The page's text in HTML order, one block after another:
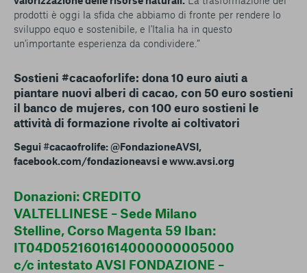
prodotti è oggi la sfida che abbiamo di fronte per rendere lo
sviluppo equo e sostenibile, e l'Italia ha in questo
un'importante esperienza da condividere.”
Sostieni #cacaoforlife: dona 10 euro aiuti a
piantare nuovi alberi di cacao, con 50 euro sostieni
il banco de mujeres, con 100 euro sostieni le
attività di formazione rivolte ai coltivatori
Segui #cacaofrolife: @FondazioneAVSI,
facebook.com/fondazioneavsi e www.avsi.org
Donazioni: CREDITO
VALTELLINESE – Sede Milano
Stelline, Corso Magenta 59 Iban:
IT04D0521601614000000005000
c/c intestato AVSI FONDAZIONE –